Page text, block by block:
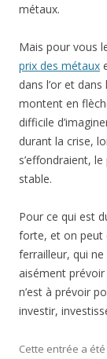
métaux.
Mais pour vous
prix des métaux
dans l’or et
montent en
difficile
durant la crise,
s’effondraient,
stable.
Pour ce qui est
forte, et on peut
ferrailleur, qui ne
aisément prévoir
n’est à prévoir
investir,
Cette entrée a